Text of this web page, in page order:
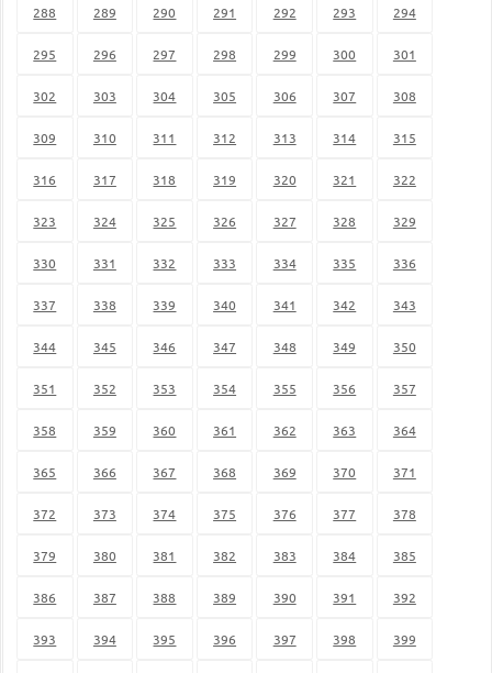
288 289 290 291 292 293 294
295 296 297 298 299 300 301
302 303 304 305 306 307 308
309 310 311 312 313 314 315
316 317 318 319 320 321 322
323 324 325 326 327 328 329
330 331 332 333 334 335 336
337 338 339 340 341 342 343
344 345 346 347 348 349 350
351 352 353 354 355 356 357
358 359 360 361 362 363 364
365 366 367 368 369 370 371
372 373 374 375 376 377 378
379 380 381 382 383 384 385
386 387 388 389 390 391 392
393 394 395 396 397 398 399